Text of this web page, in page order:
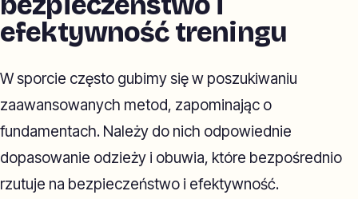
efektywność treningu
W sporcie często gubimy się w poszukiwaniu
zaawansowanych metod, zapominając o
fundamentach. Należy do nich odpowiednie
dopasowanie odzieży i obuwia, które bezpośrednio
rzutuje na bezpieczeństwo i efektywność.